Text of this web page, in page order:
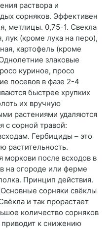
раствора и
сорняков. Эффективен
метлицы. 0,75-1. Свекла
лук (кроме лука на перо),
картофель (кроме
злаковые
куриное, просо
посевов в фазе 2-4
быстрее хрупких
их вручную
растениями удаляются
с сорной травой:
Гербициды – это
растительность.
после всходов в
на огороде или ферме
Принцип действия.
сорняки свёклы
и так прорастает
количество сорняков
приводит к снижению